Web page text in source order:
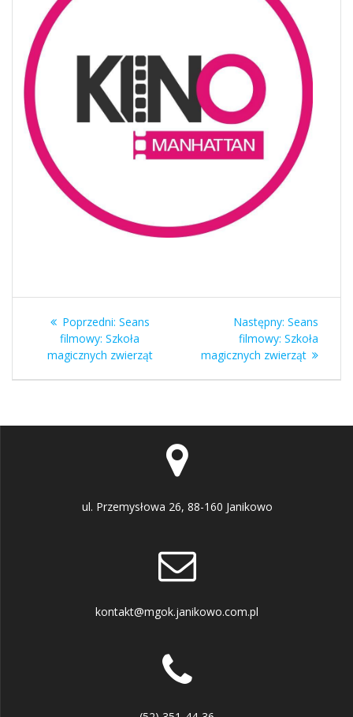
Nawigacja
wpisu
Poprzedni: Poprzedni
wpis:
Seans
filmowy: Szkoła
magicznych zwierząt
Następny: Następny
wpis:
Seans
filmowy: Szkoła
magicznych zwierząt
ul. Przemysłowa 26, 88-160 Janikowo
kontakt@mgok.janikowo.com.pl